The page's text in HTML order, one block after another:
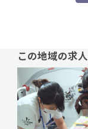
この地域の求人